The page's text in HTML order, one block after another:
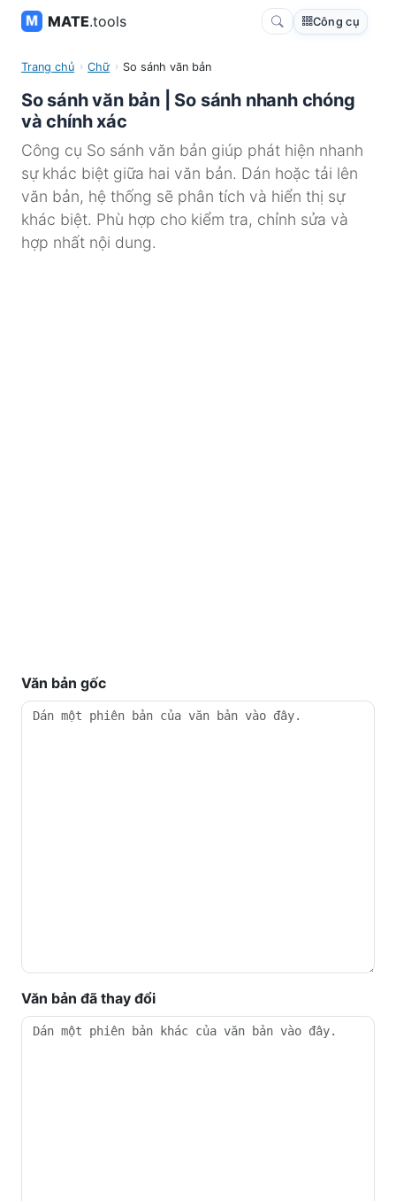
MATE.tools Công cụ
Trang chủ Chữ So sánh văn bản
So sánh văn bản | So sánh nhanh chóng
và chính xác
Công cụ So sánh văn bản giúp phát hiện nhanh
sự khác biệt giữa hai văn bản. Dán hoặc tải lên
văn bản, hệ thống sẽ phân tích và hiển thị sự
khác biệt. Phù hợp cho kiểm tra, chỉnh sửa và
hợp nhất nội dung.
Văn bản gốc
Văn bản đã thay đổi